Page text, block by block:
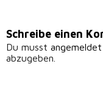
Schreibe einen
Du musst angemeldet
abzugeben.